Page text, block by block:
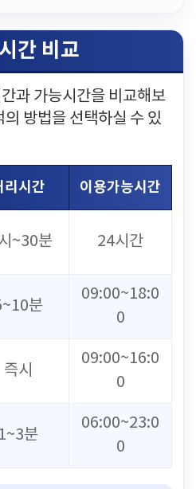
간 비교
과 가능시간을 비교해보
방법을 선택하실 수 있
리시간 이용가능시간
~30분 24시간
분
09:00~18:0
0
즉시
09:00~16:0
0
1~3분
06:00~23:0
0